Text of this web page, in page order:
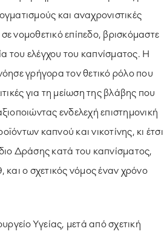
και αναχρονιστικές
σε νομοθετικό επίπεδο, βρισκόμαστε
του ελέγχου του καπνίσματος. Η
γρήγορα τον θετικό ρόλο που
για τη μείωση της βλάβης που
ενδελεχή επιστημονική
καπνού και νικοτίνης, κι έτσι
Δράσης κατά του καπνίσματος,
και ο σχετικός νόμος έναν χρόνο
Υγείας, μετά από σχετική